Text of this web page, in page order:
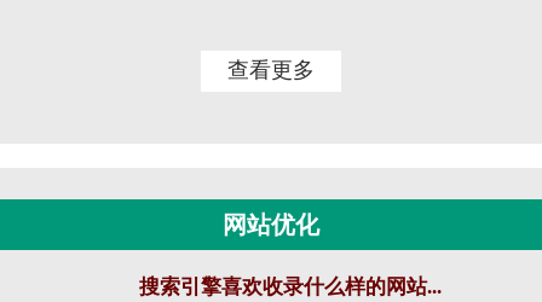
查看更多
网站优化
搜索引擎喜欢收录什么样的网站...